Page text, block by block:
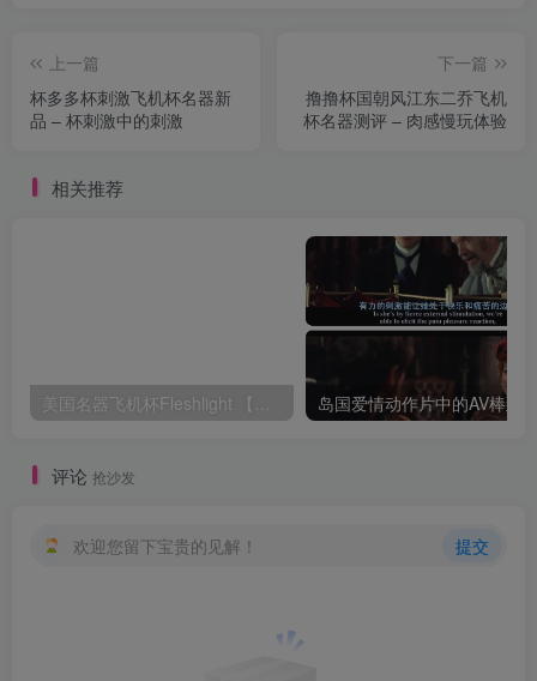
上一篇
杯多多杯刺激飞机杯名器新
品 – 杯刺激中的刺激
下一篇
撸撸杯国朝风江东二乔飞机
杯名器测评 – 肉感慢玩体验
相关推荐
评论 抢沙发
欢迎您留下宝贵的见解！ 提交